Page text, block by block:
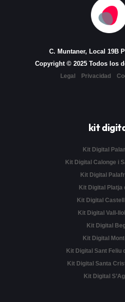
C. Muntaner, Local 19B
Copyright © 2025 Todos los
Legal Privacidad
kit
Kit Digital
Kit Digital Calonge i
Kit Digital
Kit Digital Platja
Kit Digital
Kit Digital Vall-
Kit Digital
Kit Digital
Kit Digital Sant Feliu
Kit Digital Santa
Kit Digital